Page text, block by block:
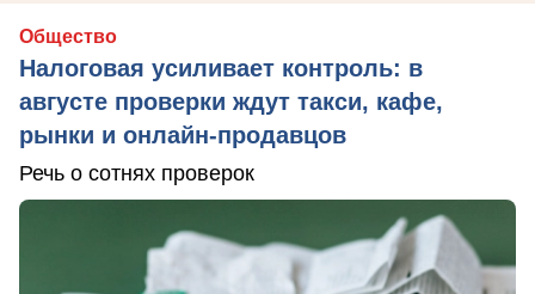
Общество
Налоговая усиливает контроль: в
августе проверки ждут такси, кафе,
рынки и онлайн-продавцов
Речь о сотнях проверок